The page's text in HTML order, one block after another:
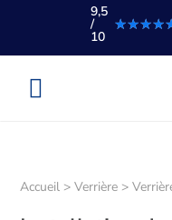
9,5
/
10
Accueil >Verrière >